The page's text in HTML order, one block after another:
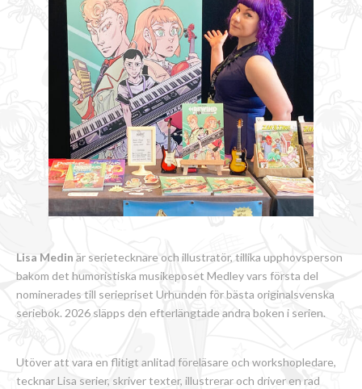
Lisa Medin är serietecknare och illustratör, tillika upphovsperson
bakom det humoristiska musikeposet Medley vars första del
nominerades till seriepriset Urhunden för bästa originalsvenska
seriebok. 2026 släpps den efterlängtade andra boken i serien.
Utöver att vara en flitigt anlitad föreläsare och workshopledare,
tecknar Lisa serier, skriver texter, illustrerar och driver en rad